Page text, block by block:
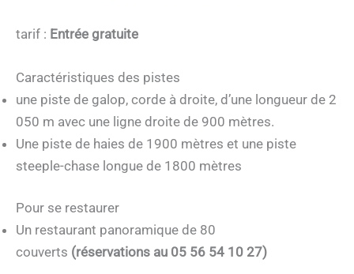
tarif : Entrée gratuite
Caractéristiques des pistes
une piste de galop, corde à droite, d’une longueur de 2
050 m avec une ligne droite de 900 mètres.
Une piste de haies de 1900 mètres et une piste
steeple-chase longue de 1800 mètres
Pour se restaurer
Un restaurant panoramique de 80
couverts (réservations au 05 56 54 10 27)